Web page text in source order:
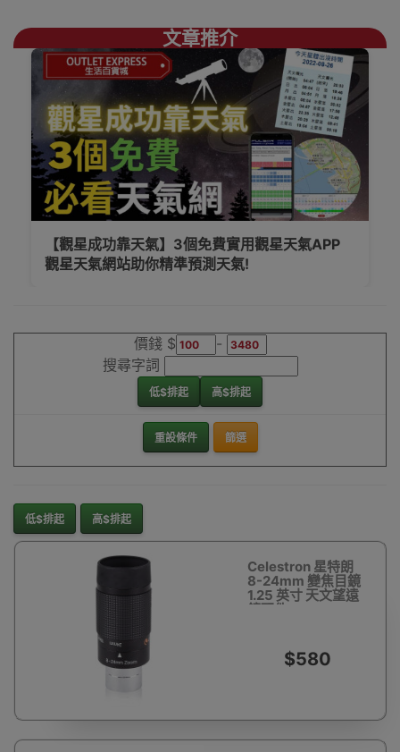
文章推介
【觀星成功靠天氣】3個免費實用觀星天氣APP
觀星天氣網站助你精準預測天氣!
價錢 $
-
搜尋字詞
低$排起 高$排起
重設條件 篩選
低$排起 高$排起
Celestron 星特朗
8-24mm 變焦目鏡
1.25 英寸 天文望遠
鏡配件
$580